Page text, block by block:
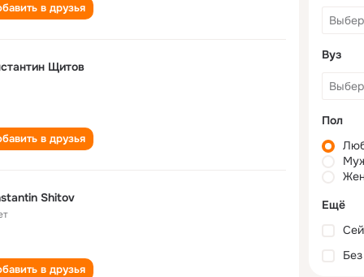
в друзья
Щитов
в друзья
Shitov
в друзья
Вуз
Пол
Ещё